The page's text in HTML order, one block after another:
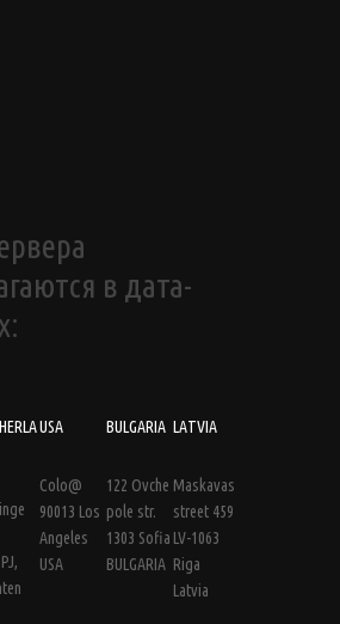
в дата-
USA
Colo@
90013 Los
Angeles
USA
BULGARIA
122 Ovche
pole str.
1303 Sofia
BULGARIA
LATVIA
Maskavas
street 459
LV-1063
Riga
Latvia